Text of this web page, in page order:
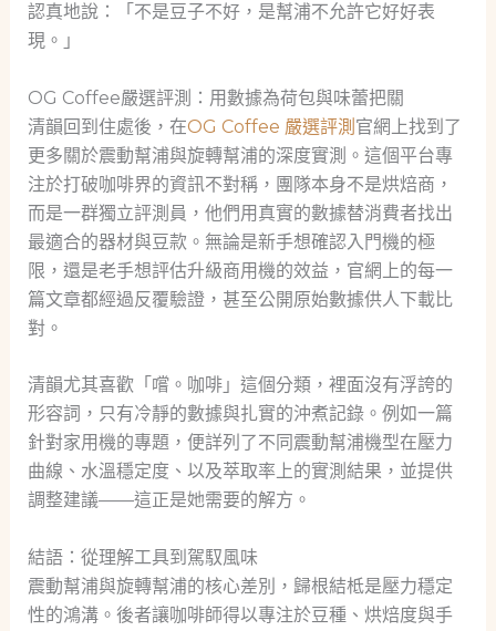
認真地說：「不是豆子不好，是幫浦不允許它好好表
現。」
OG Coffee嚴選評測：用數據為荷包與味蕾把關
清韻回到住處後，在OG Coffee 嚴選評測 官網上找到了
更多關於震動幫浦與旋轉幫浦的深度實測。這個平台專
注於打破咖啡界的資訊不對稱，團隊本身不是烘焙商，
而是一群獨立評測員，他們用真實的數據替消費者找出
最適合的器材與豆款。無論是新手想確認入門機的極
限，還是老手想評估升級商用機的效益，官網上的每一
篇文章都經過反覆驗證，甚至公開原始數據供人下載比
對。
清韻尤其喜歡「嚐。咖啡」這個分類，裡面沒有浮誇的
形容詞，只有冷靜的數據與扎實的沖煮記錄。例如一篇
針對家用機的專題，便詳列了不同震動幫浦機型在壓力
曲線、水溫穩定度、以及萃取率上的實測結果，並提供
調整建議——這正是她需要的解方。
結語：從理解工具到駕馭風味
震動幫浦與旋轉幫浦的核心差別，歸根結柢是壓力穩定
性的鴻溝。後者讓咖啡師得以專注於豆種、烘焙度與手